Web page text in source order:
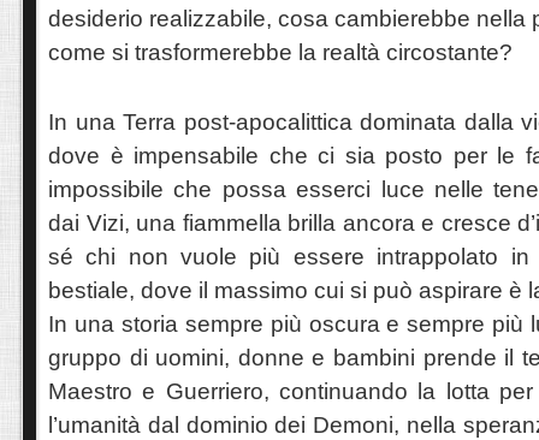
desiderio realizzabile, cosa cambierebbe nella
come si trasformerebbe la realtà circostante?
In una Terra post-apocalittica dominata dalla
dove è impensabile che ci sia posto per le
impossibile che possa esserci luce nelle
dai Vizi, una fiammella brilla ancora e cresce
sé chi non vuole più essere intrappolato
bestiale, dove il massimo cui si può aspirare è
In una storia sempre più oscura e sempre più
gruppo di uomini, donne e bambini prende il
Maestro e Guerriero, continuando la lotta
l’umanità dal dominio dei Demoni, nella